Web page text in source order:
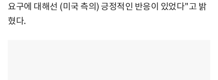
요구에 대해선 (미국 측의) 긍정적인 반응이 있었다"고 밝
혔다.